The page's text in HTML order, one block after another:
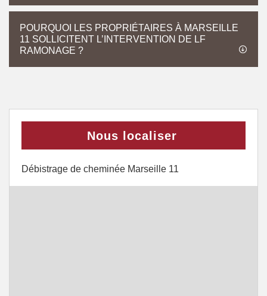
POURQUOI LES PROPRIÉTAIRES À MARSEILLE
11 SOLLICITENT L’INTERVENTION DE LF
RAMONAGE ?
Nous localiser
Débistrage de cheminée Marseille 11